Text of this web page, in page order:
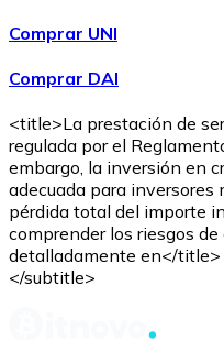
ComprarAvalanche
Comprar UNI
Comprar DAI
<title>La prestación de
regulada por el
embargo, la inversión en
adecuada para
pérdida total del importe
comprender los riesgos
detalladamente en</
</subtitle>